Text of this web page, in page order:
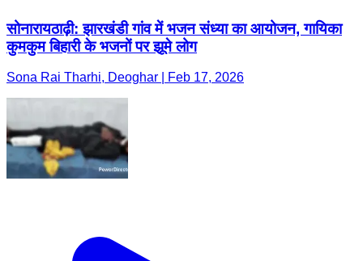
सोनारायठाढ़ी: झारखंडी गांव में भजन संध्या का आयोजन, गायिका
कुमकुम बिहारी के भजनों पर झूमे लोग
Sona Rai Tharhi, Deoghar | Feb 17, 2026